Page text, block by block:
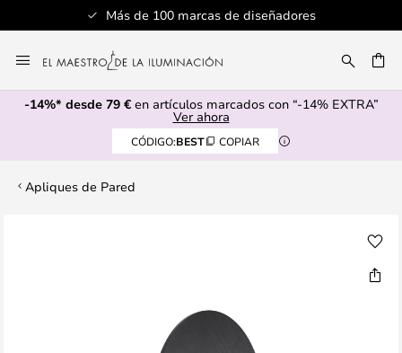
Más de 100 marcas de diseñadores
al
contenido
-14%* desde 79 €en artículos marcados con “-14% EXTRA”
Ver ahora
CÓDIGO:BEST COPIAR
Apliques de Pared